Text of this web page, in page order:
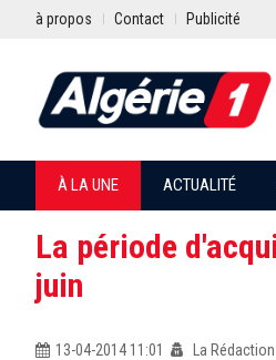
à propos Contact Publicité
À LA UNE ACTUALITÉ
La période
juin
13-04-2014 11:01 La Rédaction